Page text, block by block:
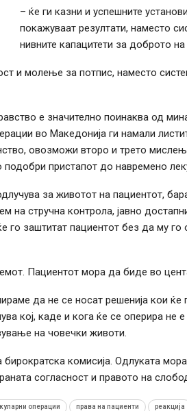
– ќе ги казни и успешните
покажуваат резултати, наместо
нивните капацитети за доброто на
и молење за потпис, наместо
е значително поинаква од
во Македонија ги намали
овозможи второ и трето
подобри пристапот до навремено
за животот на пациентот,
на стручна контрола, јавно
го заштитат пациентот без да му
Пациентот мора да биде во
да не се носат решенија кои ќе
кој, каде и кога ќе се оперира не е
на човечки животи.
комисија. Одлуката
согласност и правото на
операции права на пациенти реакција